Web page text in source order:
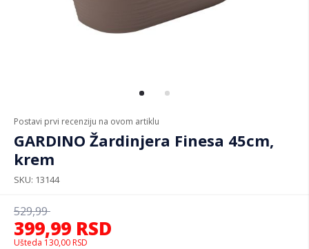
Postavi prvi recenziju na ovom artiklu
GARDINO Žardinjera Finesa 45cm,
krem
SKU 13144
399,99 RSD
529,99
Ušteda 130,00 RSD